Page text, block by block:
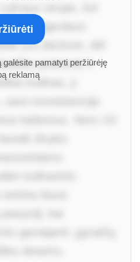
ir prisigerdavo
yra daržovė, dėl
poskonio ir
inulinas, ji
pamatyti peržiūrėję
reklamą